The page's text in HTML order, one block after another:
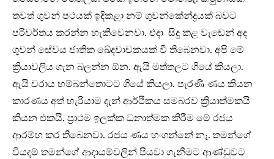
තවත් ගුවන් පථයක් ඉදිකළා නම් ගුවන්කේන්ද්‍රයක් බවට
පරිවර්තය කරන්න හැකිවෙනවා. එදා සිදු කළ වැඩෙන් අද
ගුවන් සේවය ජාතික ඛේදවාචකයක් වී තිබෙනවා. අපි මේ
ක්‍රියාවලිය ගැන බලන්න ඕන. ඇයි මත්තලට ගියේ කියලා.
ඇයි වරාය හම්බන්තොටට ගියේ කියලා. පැරණි ණය කියන
කාරණය අත් හැරියාම දැන් ආර්ථිකය සමබරව ක්‍රියාත්මකයි
කියන එකයි. ප්‍රාථම ඉලක්ක ධනාත්මක කිරීම මේ රජය
ආරම්භ කර තිබෙනවා. රජය ණය හංගන්නේ නෑ. තමන්ගේ
වියදම් තමන්ගේ ආදායම්වලින් පියවා ගැනීමට ආණ්ඩුවට